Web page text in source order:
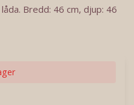
Bredd: 46 cm, djup: 46